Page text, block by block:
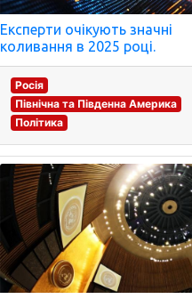
Експерти очікують значні
коливання в 2025 році.
Росія
Північна та Південна Америка
Політика